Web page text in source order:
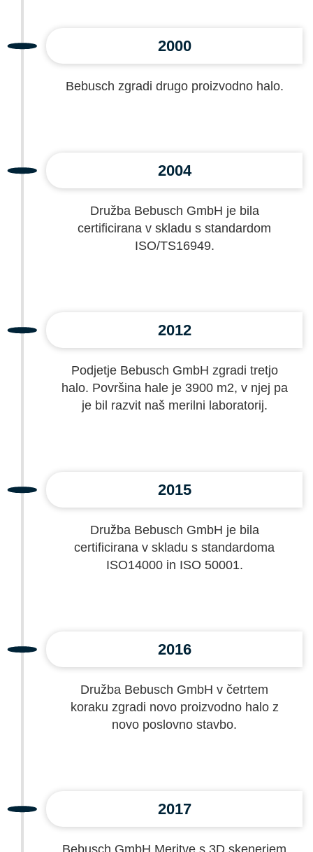
2000
Bebusch zgradi drugo proizvodno halo.
2004
Družba Bebusch GmbH je bila
certificirana v skladu s standardom
ISO/TS16949.
2012
Podjetje Bebusch GmbH zgradi tretjo
halo. Površina hale je 3900 m2, v njej pa
je bil razvit naš merilni laboratorij.
2015
Družba Bebusch GmbH je bila
certificirana v skladu s standardoma
ISO14000 in ISO 50001.
2016
Družba Bebusch GmbH v četrtem
koraku zgradi novo proizvodno halo z
novo poslovno stavbo.
2017
Bebusch GmbH Meritve s 3D skenerjem